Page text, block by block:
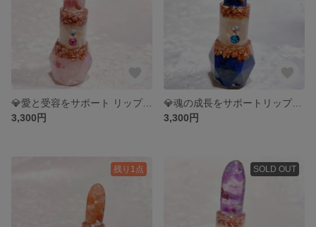
💎愛と受容をサポート リップオルゴナイト💎
3,300円
💎魂の成長をサポートリップオルゴナイト💎
3,300円
残り1点 SOLD OUT